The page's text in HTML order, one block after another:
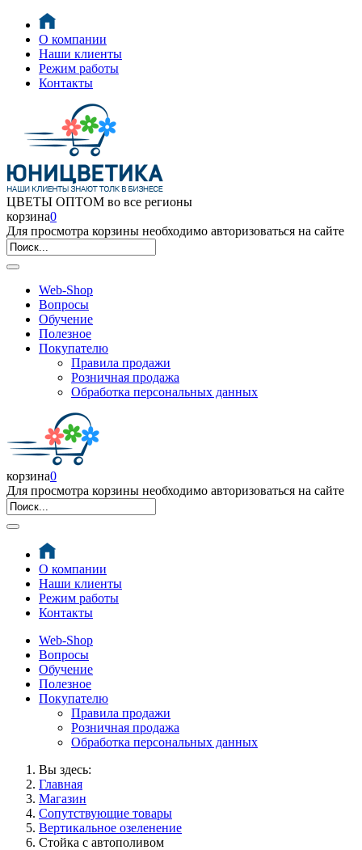
О компании
Наши клиенты
Режим работы
Контакты
ЦВЕТЫ ОПТОМ во все регионы
корзина0
Для просмотра корзины необходимо авторизоваться на сайте
Web-Shop
Вопросы
Обучение
Полезное
Покупателю
Правила продажи
Розничная продажа
Обработка персональных данных
корзина0
Для просмотра корзины необходимо авторизоваться на сайте
О компании
Наши клиенты
Режим работы
Контакты
Web-Shop
Вопросы
Обучение
Полезное
Покупателю
Правила продажи
Розничная продажа
Обработка персональных данных
Вы здесь:
Главная
Магазин
Сопутствующие товары
Вертикальное озеленение
Стойка с автополивом